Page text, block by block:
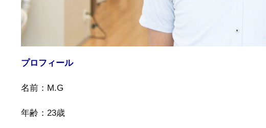
プロフィール
名前：M.G
年齢：23歳